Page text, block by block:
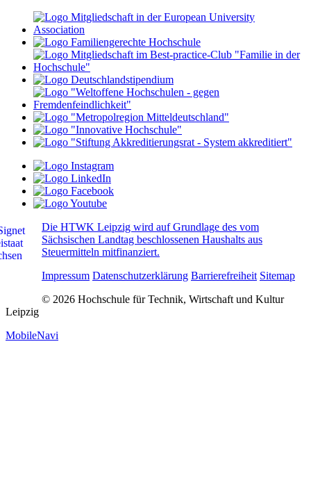
Die HTWK Leipzig wird auf Grundlage des vom
Sächsischen Landtag beschlossenen Haushalts aus
Steuermitteln mitfinanziert.
Impressum Datenschutzerklärung Barrierefreiheit Sitemap
© 2026 Hochschule für Technik, Wirtschaft und Kultur
Leipzig
MobileNavi